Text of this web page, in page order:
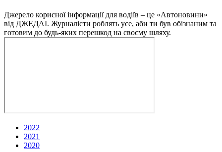
Джерело корисної інформації для водіїв – це «Автоновини»
від ДЖЕДАІ. Журналісти роблять усе, аби ти був обізнаним та
готовим до будь-яких перешкод на своєму шляху.
2022
2021
2020